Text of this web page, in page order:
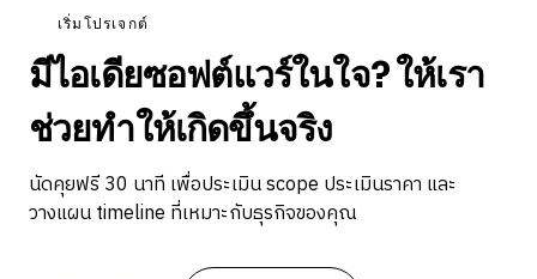
เริ่มโปรเจกต์
มีไอเดียซอฟต์แวร์ในใจ? ให้เรา
ช่วยทำให้เกิดขึ้นจริง
นัดคุยฟรี 30 นาที เพื่อประเมิน scope ประเมินราคา และ
วางแผน timeline ที่เหมาะกับธุรกิจของคุณ